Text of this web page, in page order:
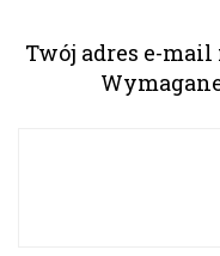
Twój adres e-